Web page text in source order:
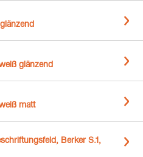
glänzend
matt
Berker S.1,